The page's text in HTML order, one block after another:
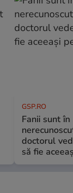
GSP.RO
Fanii sunt în
doctorul
să fie